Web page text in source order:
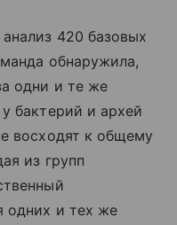
420 базовых
обнаружила,
одни и те же
бактерий и архей
восходят к общему
из групп
одних и тех же